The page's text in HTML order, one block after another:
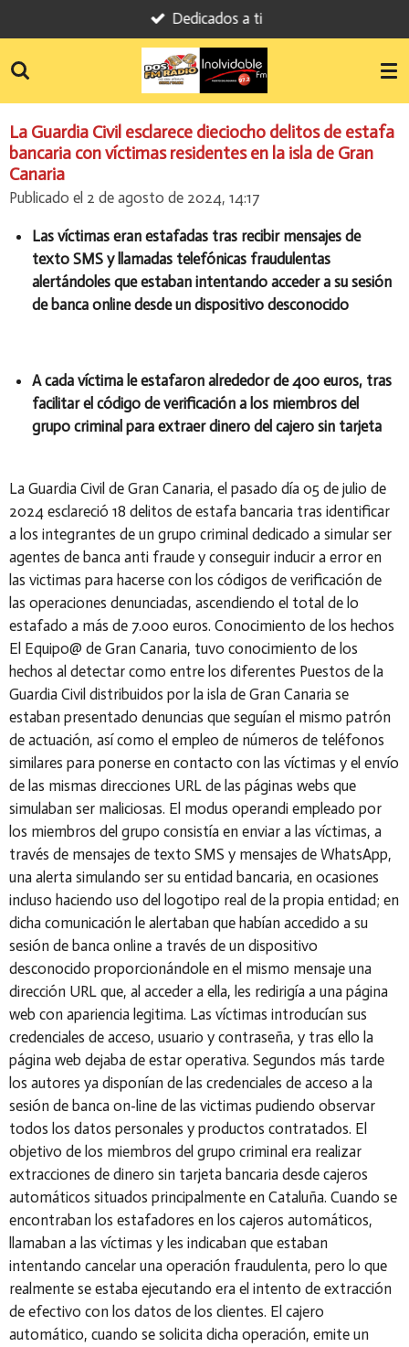
al
contenido
Dedicados a ti
La Guardia Civil esclarece dieciocho delitos de estafa
bancaria con víctimas residentes en la isla de Gran
Canaria
Publicado el 2 de agosto de 2024, 14:17
Las víctimas eran estafadas tras recibir mensajes de
texto SMS y llamadas telefónicas fraudulentas
alertándoles que estaban intentando acceder a su sesión
de banca online desde un dispositivo desconocido
A cada víctima le estafaron alrededor de 400 euros, tras
facilitar el código de verificación a los miembros del
grupo criminal para extraer dinero del cajero sin tarjeta
La Guardia Civil de Gran Canaria, el pasado día 05 de julio de
2024 esclareció 18 delitos de estafa bancaria tras identificar
a los integrantes de un grupo criminal dedicado a simular ser
agentes de banca anti fraude y conseguir inducir a error en
las victimas para hacerse con los códigos de verificación de
las operaciones denunciadas, ascendiendo el total de lo
estafado a más de 7.000 euros. Conocimiento de los hechos
El Equipo@ de Gran Canaria, tuvo conocimiento de los
hechos al detectar como entre los diferentes Puestos de la
Guardia Civil distribuidos por la isla de Gran Canaria se
estaban presentado denuncias que seguían el mismo patrón
de actuación, así como el empleo de números de teléfonos
similares para ponerse en contacto con las víctimas y el envío
de las mismas direcciones URL de las páginas webs que
simulaban ser maliciosas. El modus operandi empleado por
los miembros del grupo consistía en enviar a las víctimas, a
través de mensajes de texto SMS y mensajes de WhatsApp,
una alerta simulando ser su entidad bancaria, en ocasiones
incluso haciendo uso del logotipo real de la propia entidad; en
dicha comunicación le alertaban que habían accedido a su
sesión de banca online a través de un dispositivo
desconocido proporcionándole en el mismo mensaje una
dirección URL que, al acceder a ella, les redirigía a una página
web con apariencia legitima. Las víctimas introducían sus
credenciales de acceso, usuario y contraseña, y tras ello la
página web dejaba de estar operativa. Segundos más tarde
los autores ya disponían de las credenciales de acceso a la
sesión de banca on-line de las victimas pudiendo observar
todos los datos personales y productos contratados. El
objetivo de los miembros del grupo criminal era realizar
extracciones de dinero sin tarjeta bancaria desde cajeros
automáticos situados principalmente en Cataluña. Cuando se
encontraban los estafadores en los cajeros automáticos,
llamaban a las víctimas y les indicaban que estaban
intentando cancelar una operación fraudulenta, pero lo que
realmente se estaba ejecutando era el intento de extracción
de efectivo con los datos de los clientes. El cajero
automático, cuando se solicita dicha operación, emite un